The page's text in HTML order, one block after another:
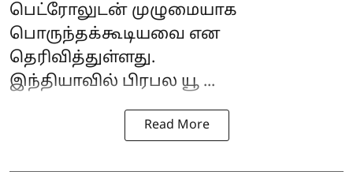
பெட்ரோலுடன் முழுமையாக
பொருந்தக்கூடியவை என
தெரிவித்துள்ளது.
இந்தியாவில் பிரபல யூ ...
Read More